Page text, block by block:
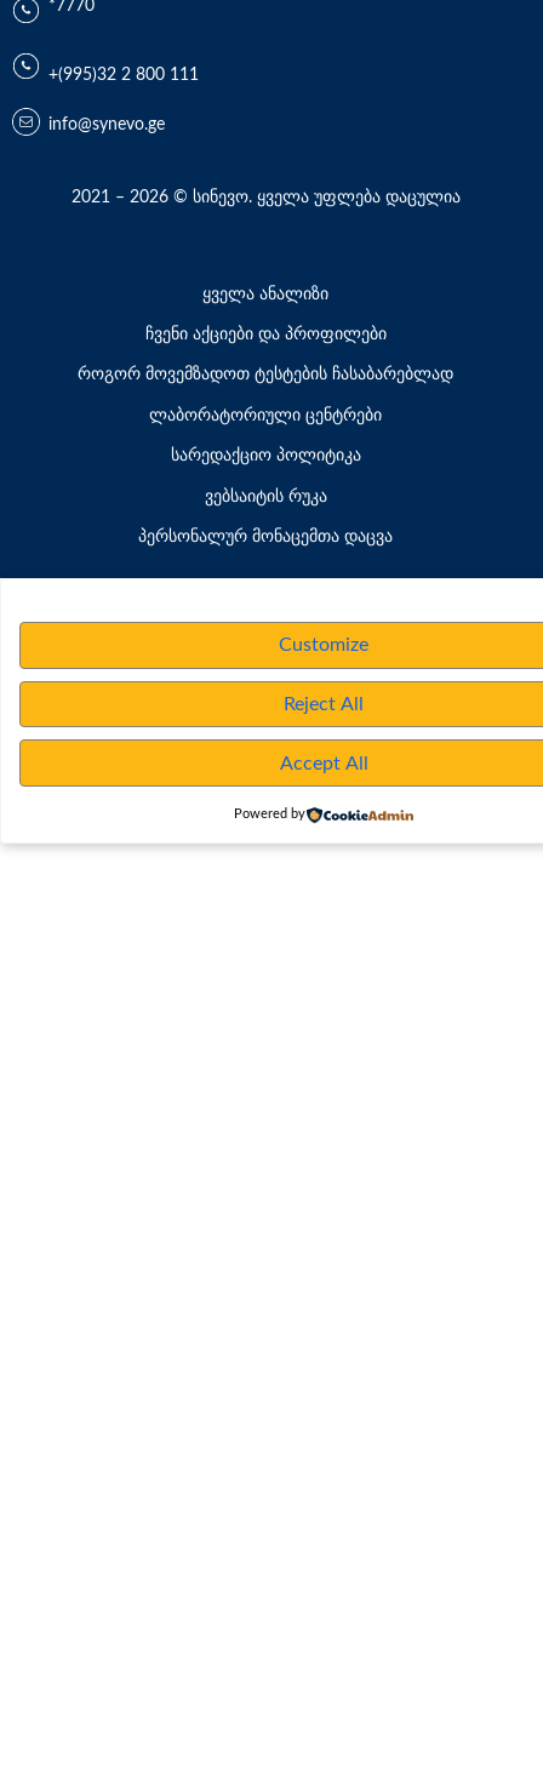
*7770
+(995)32 2 800 111
info@synevo.ge
2021 – 2026 © სინევო. ყველა უფლება დაცულია
ყველა ანალიზი
ჩვენი აქციები და პროფილები
როგორ მოვემზადოთ ტესტების ჩასაბარებლად
ლაბორატორიული ცენტრები
სარედაქციო პოლიტიკა
ვებსაიტის რუკა
პერსონალურ მონაცემთა დაცვა
Customize
Reject All
Accept All
Powered by